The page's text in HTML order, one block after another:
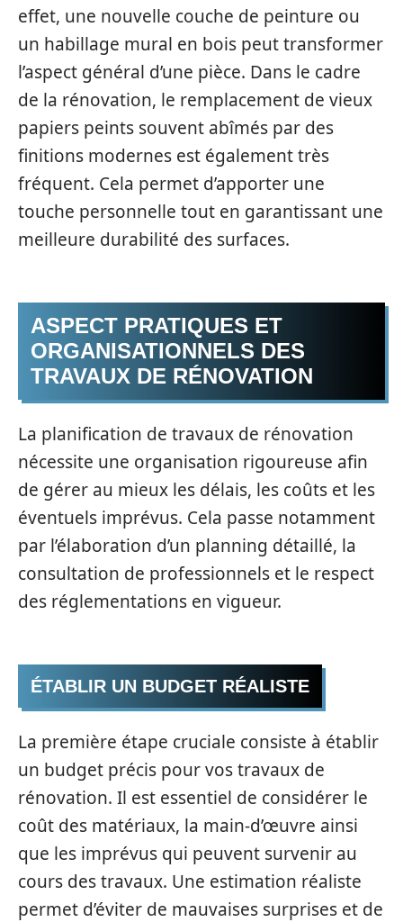
effet, une nouvelle couche de peinture ou
un habillage mural en bois peut transformer
l’aspect général d’une pièce. Dans le cadre
de la rénovation, le remplacement de vieux
papiers peints souvent abîmés par des
finitions modernes est également très
fréquent. Cela permet d’apporter une
touche personnelle tout en garantissant une
meilleure durabilité des surfaces.
ASPECT PRATIQUES ET
ORGANISATIONNELS DES
TRAVAUX DE RÉNOVATION
La planification de travaux de rénovation
nécessite une organisation rigoureuse afin
de gérer au mieux les délais, les coûts et les
éventuels imprévus. Cela passe notamment
par l’élaboration d’un planning détaillé, la
consultation de professionnels et le respect
des réglementations en vigueur.
ÉTABLIR UN BUDGET RÉALISTE
La première étape cruciale consiste à établir
un budget précis pour vos travaux de
rénovation. Il est essentiel de considérer le
coût des matériaux, la main-d’œuvre ainsi
que les imprévus qui peuvent survenir au
cours des travaux. Une estimation réaliste
permet d’éviter de mauvaises surprises et de